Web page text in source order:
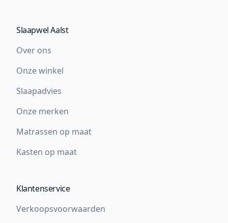
Slaapwel Aalst
Over ons
Onze winkel
Slaapadvies
Onze merken
Matrassen op maat
Kasten op maat
Klantenservice
Verkoopsvoorwaarden